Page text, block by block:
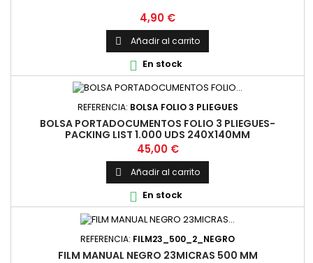
Precio
4,90 €
 Añadir al carrito
 En stock
REFERENCIA: BOLSA FOLIO 3 PLIEGUES
BOLSA PORTADOCUMENTOS FOLIO 3 PLIEGUES-
PACKING LIST 1.000 UDS 240X140MM
Precio
45,00 €
 Añadir al carrito
 En stock
REFERENCIA: FILM23_500_2_NEGRO
FILM MANUAL NEGRO 23MICRAS 500 MM